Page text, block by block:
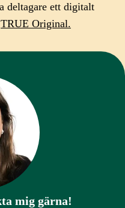
deltagare ett digitalt
TRUE Original.
mig gärna!